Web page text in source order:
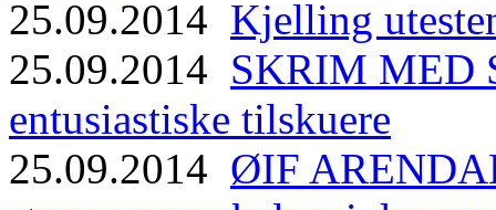
25.09.2014 Kjelling
25.09.2014 SKRIM MED
entusiastiske tilskuere
25.09.2014 ØIF